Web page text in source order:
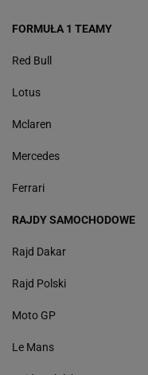
FORMUŁA 1 TEAMY
Red Bull
Lotus
Mclaren
Mercedes
Ferrari
RAJDY SAMOCHODOWE
Rajd Dakar
Rajd Polski
Moto GP
Le Mans